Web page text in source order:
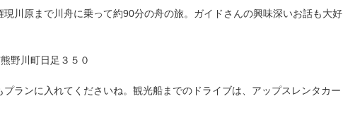
現川原まで川舟に乗って約90分の舟の旅。ガイドさんの興味深いお話も大好
野川町日足３５０
ランに入れてくださいね。観光船までのドライブは、アップスレンタカー